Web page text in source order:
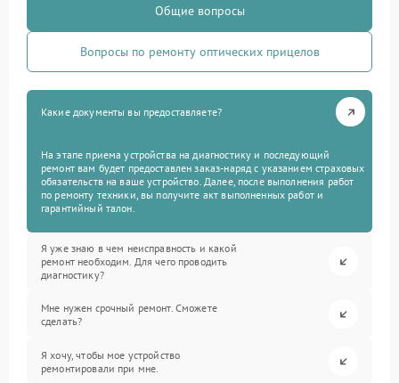
Общие вопросы
Вопросы по ремонту оптических прицелов
Какие документы вы предоставляете?
На этапе приема устройства на диагностику и последующий
ремонт вам будет предоставлен заказ-наряд с указанием страховых
обязательств на ваше устройство. Далее, после выполнения работ
по ремонту техники, вы получите акт выполненных работ и
гарантийный талон.
Я уже знаю в чем неисправность и какой
ремонт необходим. Для чего проводить
диагностику?
Мне нужен срочный ремонт. Сможете
сделать?
Я хочу, чтобы мое устройство
ремонтировали при мне.